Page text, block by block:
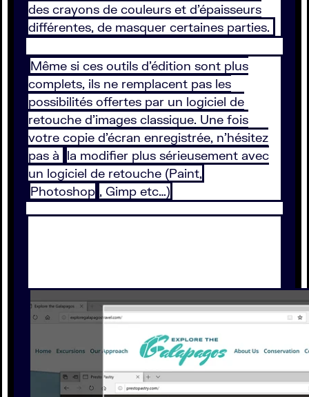
des crayons de couleurs et d’épaisseurs
différentes, de masquer certaines parties.
Même si ces outils d’édition sont plus
complets, ils ne remplacent pas les
possibilités offertes par un logiciel de
retouche d’images classique. Une fois
votre copie d’écran enregistrée, n’hésitez
pas à la modifier plus sérieusement avec
un logiciel de retouche (Paint,
Photoshop , Gimp etc…)